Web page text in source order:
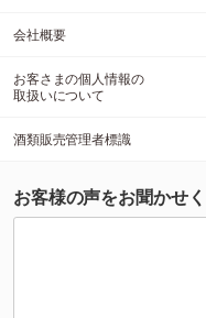
会社概要
お客さまの個人情報の
取扱いについて
酒類販売管理者標識
お客様の声をお聞かせ